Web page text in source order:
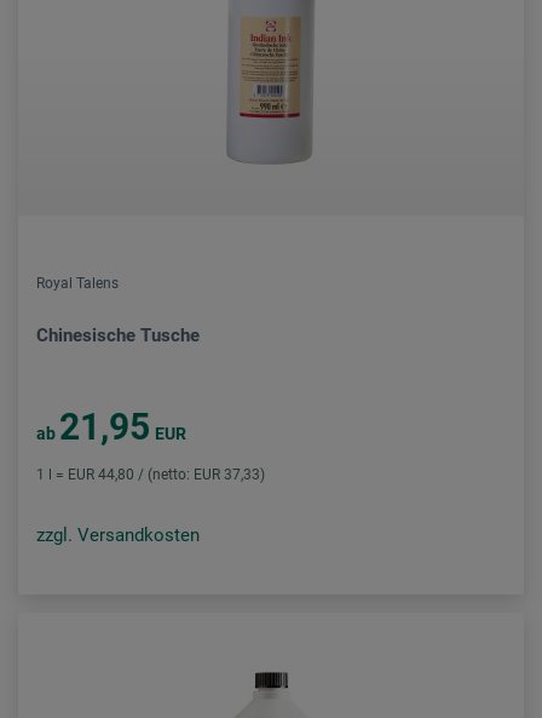
Royal Talens
Chinesische Tusche
ab 21,95 EUR
1 l = EUR 44,80 / (netto: EUR 37,33)
zzgl. Versandkosten